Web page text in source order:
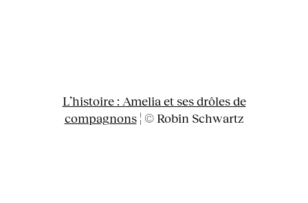
L’histoire : Amelia et ses drôles de
compagnons¦ © Robin Schwartz